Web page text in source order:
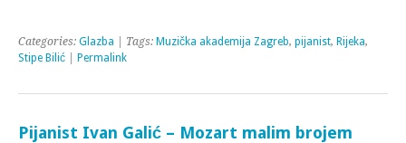
Categories: Glazba | Tags: Muzička akademija Zagreb, pijanist, Rijeka,
Stipe Bilić
Permalink
Pijanist Ivan Galić – Mozart malim brojem